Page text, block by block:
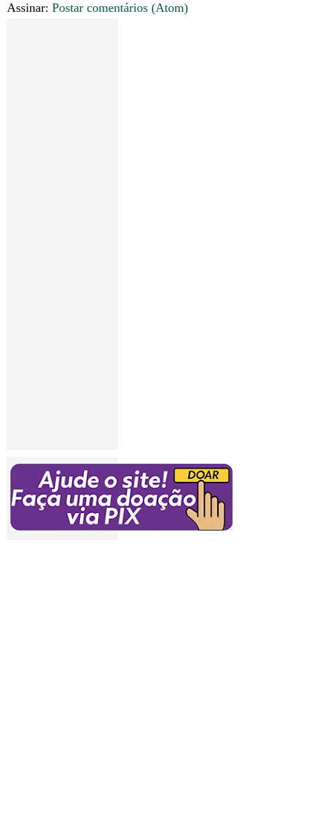
Assinar: Postar comentários (Atom)